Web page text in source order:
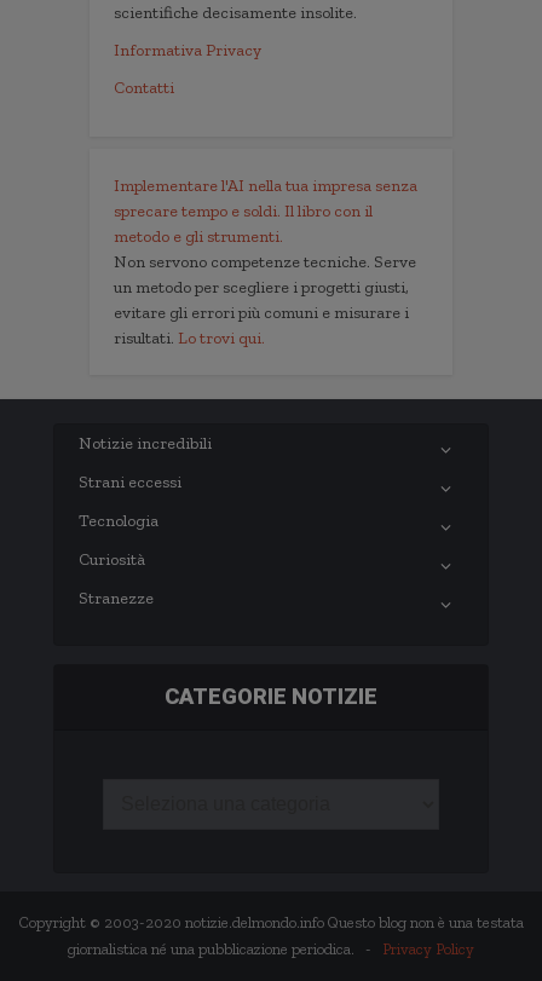
scientifiche decisamente insolite.
Informativa Privacy
Contatti
Implementare l'AI nella tua impresa senza
sprecare tempo e soldi. Il libro con il
metodo e gli strumenti.
Non servono competenze tecniche. Serve
un metodo per scegliere i progetti giusti,
evitare gli errori più comuni e misurare i
risultati. Lo trovi qui.
Notizie incredibili
Strani eccessi
Tecnologia
Curiosità
Stranezze
CATEGORIE NOTIZIE
Copyright © 2003-2020 notizie.delmondo.info Questo blog non è una testata
giornalistica né una pubblicazione periodica. - Privacy Policy